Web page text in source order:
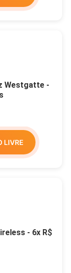
Westgatte -
LIVRE
- 6x R$